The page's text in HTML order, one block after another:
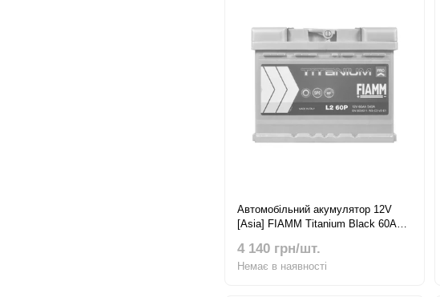
Автомобільний акумулятор 12V
[Asia] FIAMM Titanium Black 60Ah
4 140 грн/шт.
Немає в наявності